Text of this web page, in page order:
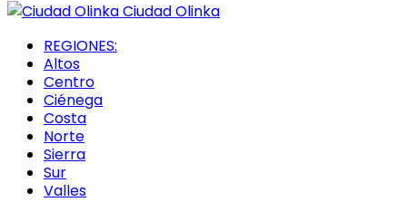
Ciudad Olinka
REGIONES:
Altos
Centro
Ciénega
Costa
Norte
Sierra
Sur
Valles